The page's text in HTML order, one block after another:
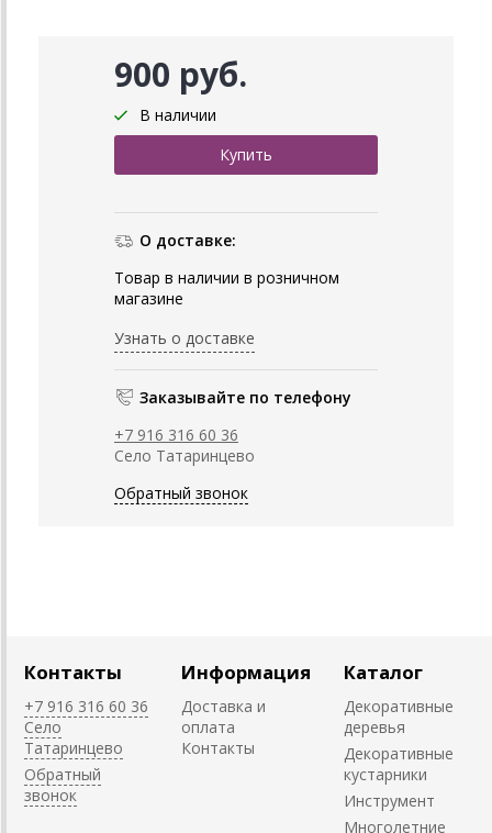
900 руб.
В наличии
О доставке:
Товар в наличии в розничном
магазине
Узнать о доставке
Заказывайте по телефону
+7 916 316 60 36
Село Татаринцево
Обратный звонок
Контакты
+7 916 316 60 36
Село
Татаринцево
Обратный
звонок
Информация
Доставка и
оплата
Контакты
Каталог
Декоративные
деревья
Декоративные
кустарники
Инструмент
Многолетние